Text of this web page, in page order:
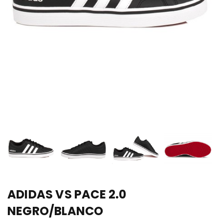
ADIDAS VS PACE 2.0
NEGRO/BLANCO